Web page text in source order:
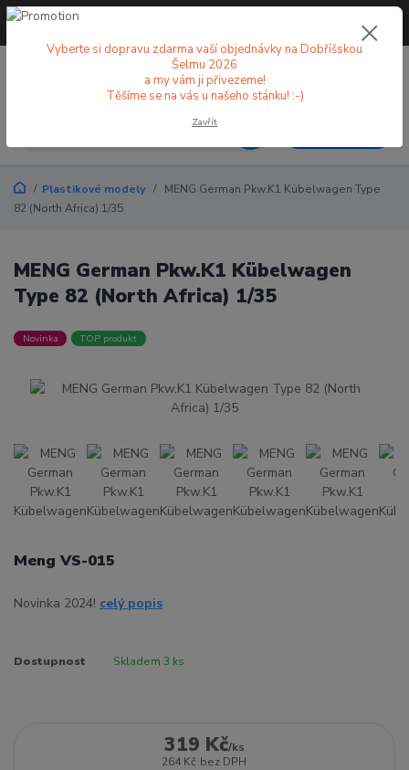
+420 773 998 582
Plastikové modely
MENG German Pkw.K1 Kübelwagen Type
82 (North Africa) 1/35
MENG German Pkw.K1 Kübelwagen
Type 82 (North Africa) 1/35
Novinka TOP produkt
Meng VS-015
Novinka 2024! celý popis
Dostupnost Skladem 3 ks
319 Kč/ks
264 Kč bez DPH
Vyberte si dopravu zdarma vaší objednávky na Dobříšskou
Šelmu 2026
a my vám ji přivezeme!
Těšíme se na vás u našeho stánku! :-)
Zavřít